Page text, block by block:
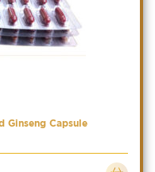
Ginseng Capsule